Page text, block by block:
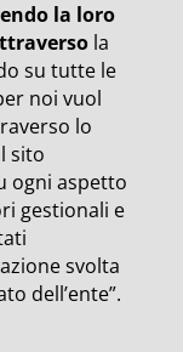
la loro
la
su tutte le
noi vuol
lo
sito
ogni aspetto
gestionali e
svolta
dell’ente”.